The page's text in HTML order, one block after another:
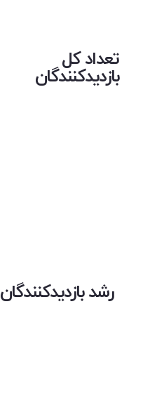
تعداد کل
بازدیدکنندگان
رشد بازدیدکنندگان